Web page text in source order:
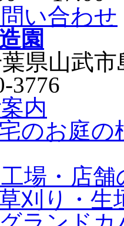
い合わせ
園
県山武市
3776
内
のお庭の
場・店舗
刈り・生